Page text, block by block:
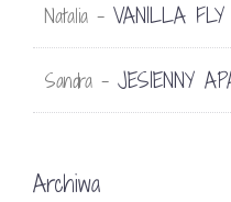
Natalia - VANILLA FLY
Sandra - JESIENNY
Archiwa